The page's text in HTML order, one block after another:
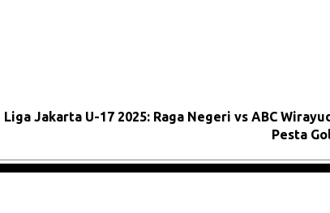
Liga Jakarta U-17 2025: Raga Negeri vs ABC
Pesta